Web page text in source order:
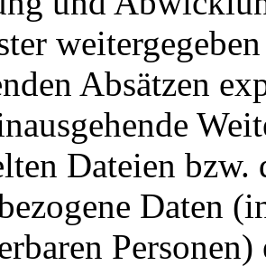
Absätzen
Dateien
Daten